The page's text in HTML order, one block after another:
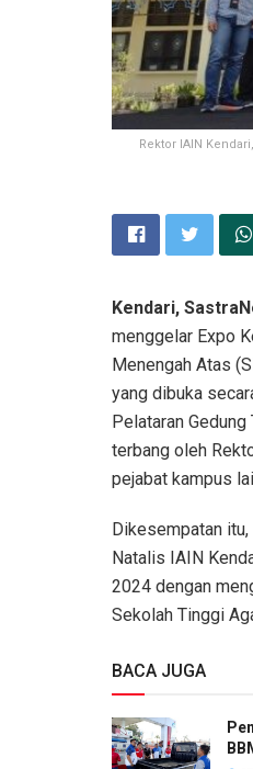
Rektor IAIN
Kendari,
menggelar Expo
Menengah Atas
yang dibuka
Pelataran
terbang oleh
pejabat kampus
Dikesempatan
Natalis IAIN
2024 dengan
Sekolah Tinggi
BACA JUGA